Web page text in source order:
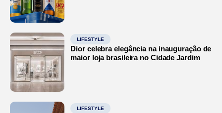
LIFESTYLE
Dior celebra elegância na inauguração de
maior loja brasileira no Cidade Jardim
LIFESTYLE